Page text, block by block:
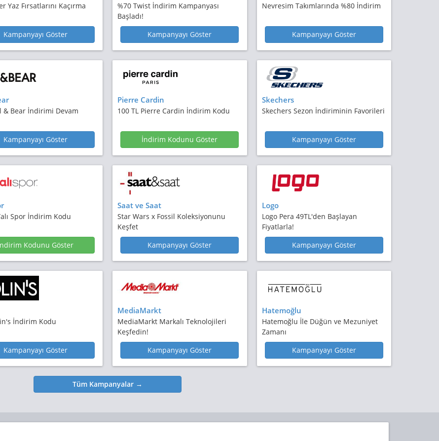
Yaz Fırsatlarını Kaçırma
Kampanyayı Göster
%70 Twist İndirim Kampanyası
Başladı!
Kampanyayı Göster
Nevresim Takımlarında %80 İndirim
Kampanyayı Göster
& Bear İndirimi Devam
Kampanyayı Göster
Pierre Cardin
100 TL Pierre Cardin İndirim Kodu
İndirim Kodunu Göster
Skechers
Skechers Sezon İndiriminin Favorileri
Kampanyayı Göster
Spor İndirim Kodu
Kodunu Göster
Saat ve Saat
Star Wars x Fossil Koleksiyonunu
Keşfet
Kampanyayı Göster
Logo
Logo Pera 49TL'den Başlayan
Fiyatlarla!
Kampanyayı Göster
İndirim Kodu
Kampanyayı Göster
MediaMarkt
MediaMarkt Markalı Teknolojileri
Keşfedin!
Kampanyayı Göster
Hatemoğlu
Hatemoğlu İle Düğün ve Mezuniyet
Zamanı
Kampanyayı Göster
Tüm Kampanyalar →